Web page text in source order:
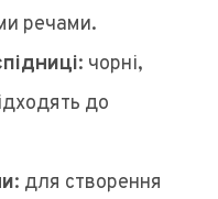
речами.
: чорні,
до
: для створення